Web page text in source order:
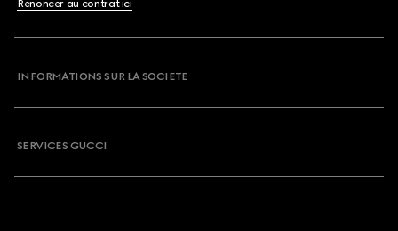
Renoncer au contrat ici
INFORMATIONS SUR LA SOCIETE
SERVICES GUCCI